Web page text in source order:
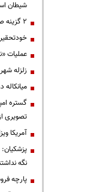
شیطان
۲ گزینه صنعا برای ریاض
عملیات «نصر ۷» چه هدفی را
زلزله
تصویری از
آمریکا
پزشکیان:
نگه
پارچه